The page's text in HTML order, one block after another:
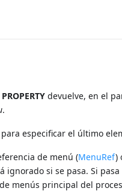
devuelve, en el
.
para especificar el último
de menú (MenuRef)
ignorado si se pasa. Si
menús principal del